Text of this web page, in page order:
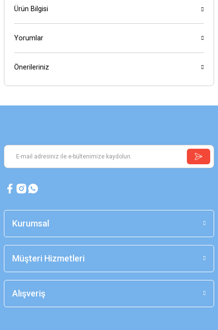
Ürün Bilgisi
Yorumlar
Önerileriniz
Kurumsal
Müşteri Hizmetleri
Alışveriş